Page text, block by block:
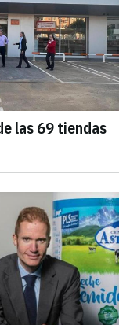
las 69 tiendas